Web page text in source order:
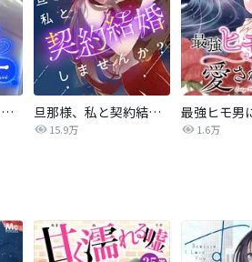
サレタガワのブルー【タテヨミ】 旦那様、私と契約結婚しませんか？【タテヨミ】
15.9万 1.6万